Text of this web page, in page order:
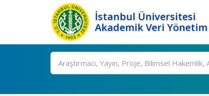
İstanbul Üniversitesi
Akademik Veri
Ara